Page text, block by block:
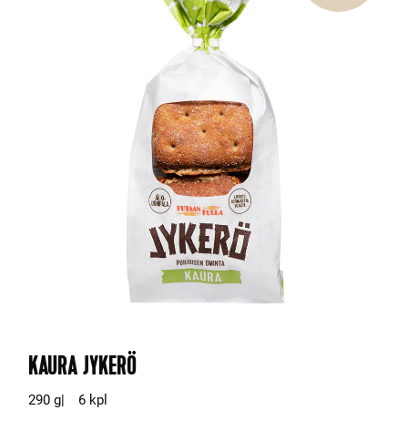
KAURA JYKERÖ
290 g 6 kpl